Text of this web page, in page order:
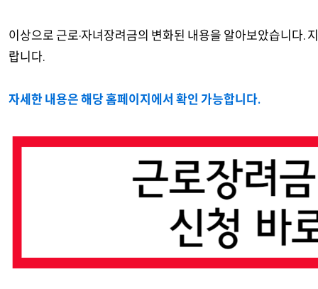
이상으로 근로·자녀장려금의 변화된 내용을 알아보았습니다.
랍니다.
자세한 내용은 해당 홈페이지에서 확인 가능합니다.